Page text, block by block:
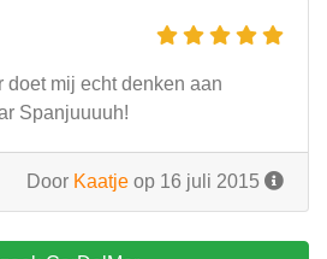
doet mij echt denken aan
Spanjuuuuh!
Door Kaatje op 16 juli 2015